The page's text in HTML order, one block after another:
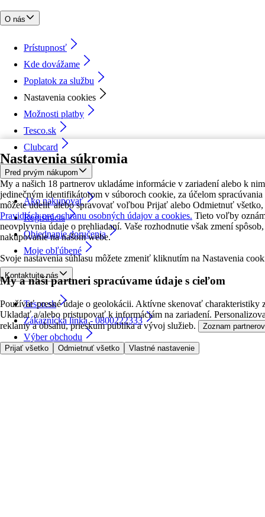
Nastavenia súkromia
My a našich 18 partnerov ukladáme informácie v zariadení alebo k
jedinečným identifikátorom v súboroch cookie, za účelom
môžete udeliť alebo spravovať voľbou Prijať alebo Odmietnuť
Pravidlách pre ochranu osobných údajov a cookies. Tieto voľby
neovplyvnia údaje o prehliadaní. Vaše rozhodnutie však zmení
nakupovanie na našom webe.
Svoje nastavenia súhlasu môžete zmeniť kliknutím na Nastavenia
My a naši partneri spracúvame údaje s cieľom
Používať presné údaje o geolokácii. Aktívne skenovať charakteristiky
Ukladať a/alebo pristupovať k informáciám na zariadení.
reklamy a obsahu, prieskum publika a vývoj služieb.
Zoznam partnerov
Prijať všetko Odmietnuť všetko Vlastné nastavenie
O nás
Prístupnosť
Kde dovážame
Poplatok za službu
Nastavenia cookies
Možnosti platby
Tesco.sk
Clubcard
Pred prvým nákupom
Ako nakupovať
Registrácia
Objednanie doručenia
Moje obľúbené
Kontaktujte nás
Tesco.sk
Zákaznícka linka - 0800222333
Výber obchodu